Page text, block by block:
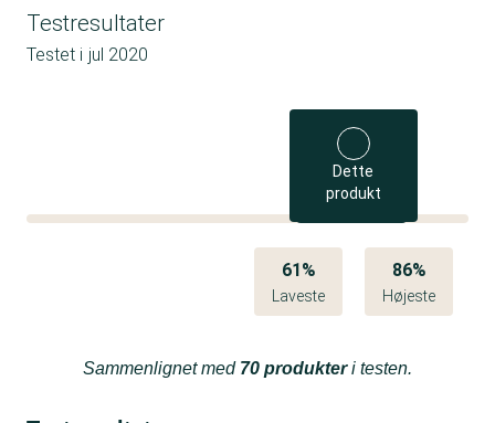
Testresultater
Testet i jul 2020
Dette
produkt
61%
Laveste
86%
Højeste
Sammenlignet med 70 produkteri testen.